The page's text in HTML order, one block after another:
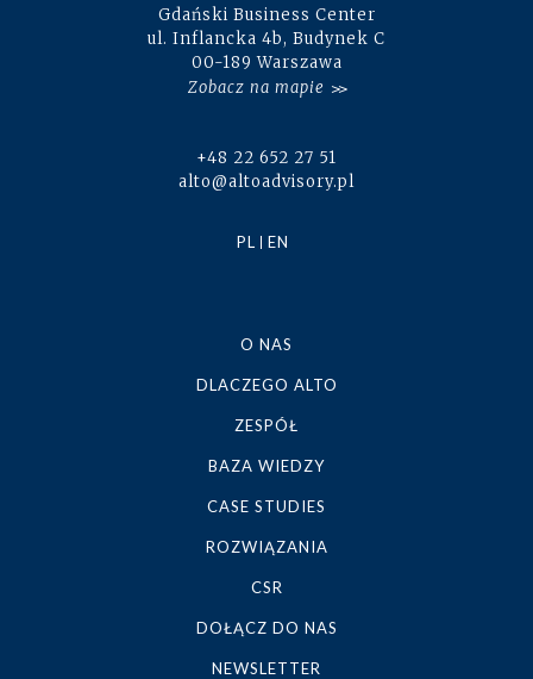
Gdański Business Center
ul. Inflancka 4b, Budynek C
00-189 Warszawa
Zobacz na mapie
+48 22 652 27 51
alto@altoadvisory.pl
PL EN
O NAS
DLACZEGO ALTO
ZESPÓŁ
BAZA WIEDZY
CASE STUDIES
ROZWIĄZANIA
CSR
DOŁĄCZ DO NAS
NEWSLETTER